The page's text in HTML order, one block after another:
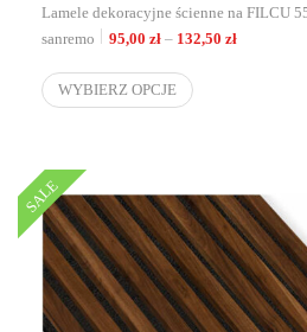
Lamele dekoracyjne ścienne na FILCU
sanremo
95,00 zł – 132,50 złZakres
WYBIERZ OPCJE
SALE